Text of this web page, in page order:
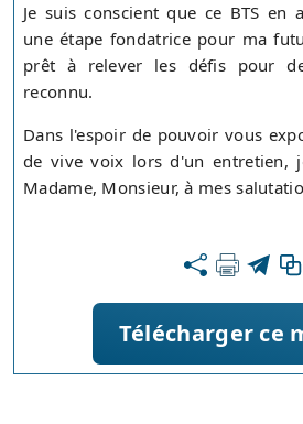
Je suis conscient que ce BTS en
une étape fondatrice pour ma
prêt à relever les défis pour
reconnu.
Dans l'espoir de pouvoir vous
de vive voix lors d'un entretien,
Madame, Monsieur, à mes
Télécharger ce